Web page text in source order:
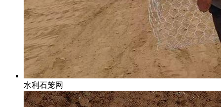
水利石笼网